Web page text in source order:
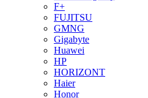
F+
FUJITSU
GMNG
Gigabyte
Huawei
HP
HORIZONT
Haier
Honor